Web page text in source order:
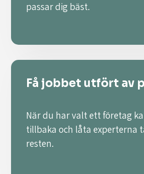
passar dig bäst.
Få jobbet utfört av
När du har valt ett företag
tillbaka och låta experterna
resten.